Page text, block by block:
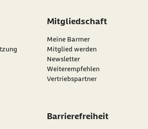
Mitgliedschaft
Meine Barmer
Mitglied werden
Newsletter
externer Link:
Weiterempfehlen
Vertriebspartner
Barrierefreiheit